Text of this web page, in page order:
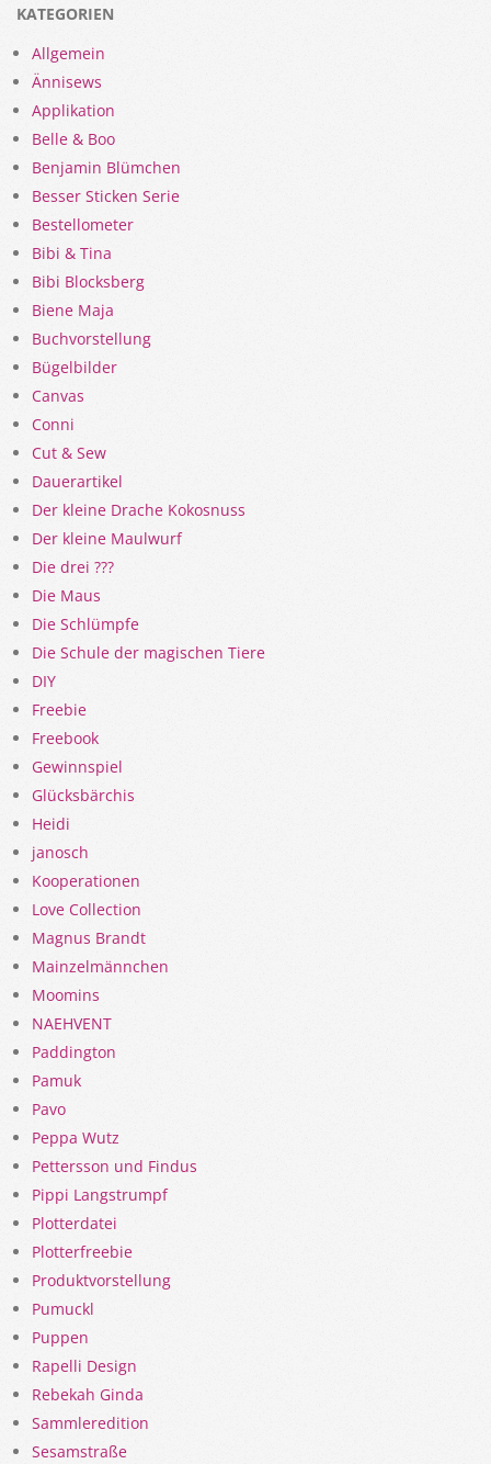
KATEGORIEN
Allgemein
Ännisews
Applikation
Belle & Boo
Benjamin Blümchen
Besser Sticken Serie
Bestellometer
Bibi & Tina
Bibi Blocksberg
Biene Maja
Buchvorstellung
Bügelbilder
Canvas
Conni
Cut & Sew
Dauerartikel
Der kleine Drache Kokosnuss
Der kleine Maulwurf
Die drei ???
Die Maus
Die Schlümpfe
Die Schule der magischen Tiere
DIY
Freebie
Freebook
Gewinnspiel
Glücksbärchis
Heidi
janosch
Kooperationen
Love Collection
Magnus Brandt
Mainzelmännchen
Moomins
NAEHVENT
Paddington
Pamuk
Pavo
Peppa Wutz
Pettersson und Findus
Pippi Langstrumpf
Plotterdatei
Plotterfreebie
Produktvorstellung
Pumuckl
Puppen
Rapelli Design
Rebekah Ginda
Sammleredition
Sesamstraße